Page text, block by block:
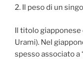
2. Il peso di un
Il titolo giapponese
Urami). Nel
spesso associato a